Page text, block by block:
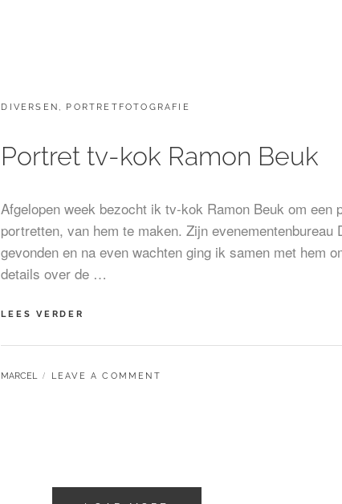
CATEGORIES:
DIVERSEN , PORTRETFOTOGRAFIE
Portret tv-kok Ramon Beuk
Afgelopen week bezocht ik tv-kok Ramon Beuk om een
portretten, van hem te maken. Zijn evenementenbureau
gevonden en na even wachten ging ik samen met hem
details over de …
LEES VERDER
KOK
BEUK
BY
MARCEL LEAVE A COMMENT